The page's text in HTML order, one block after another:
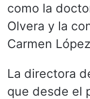
como la
Olvera y la
Carmen
La directora
que desde el